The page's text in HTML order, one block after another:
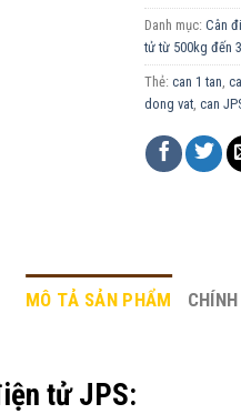
Danh mục: Cân
tử từ 500kg đến
Thẻ: can 1 tan,
dong vat, can
MÔ TẢ SẢN PHẨM
tử JPS: